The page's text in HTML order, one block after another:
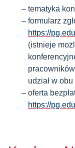
tematyka
formularz
https://
(istnieje
udział w
oferta
https://